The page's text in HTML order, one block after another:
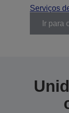
Serviços
Ir para